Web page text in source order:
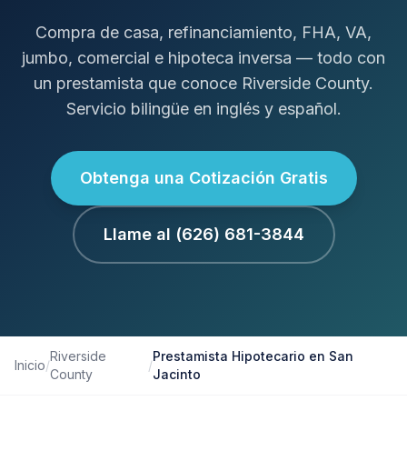
Compra de casa, refinanciamiento, FHA, VA,
jumbo, comercial e hipoteca inversa — todo con
un prestamista que conoce Riverside County.
Servicio bilingüe en inglés y español.
Obtenga una Cotización Gratis
Llame al (626) 681-3844
Inicio/
Riverside
County
/
Prestamista Hipotecario en San
Jacinto